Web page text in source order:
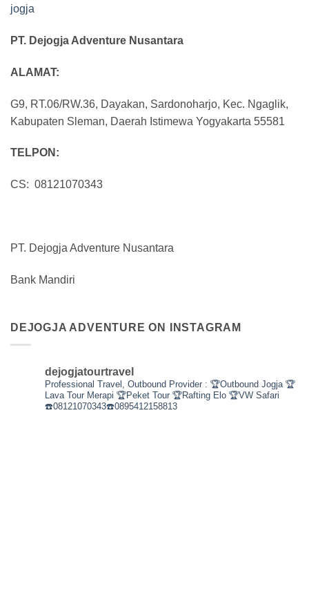
PT. Dejogja Adventure Nusantara
ALAMAT:
G9, RT.06/RW.36, Dayakan, Sardonoharjo, Kec. Ngaglik,
Kabupaten Sleman, Daerah Istimewa Yogyakarta 55581
TELPON:
CS: 08121070343
PT. Dejogja Adventure Nusantara
Bank Mandiri
DEJOGJA ADVENTURE ON INSTAGRAM
dejogjatourtravel
Professional Travel, Outbound Provider : 🏆Outbound Jogja 🏆
Lava Tour Merapi 🏆Peket Tour 🏆Rafting Elo 🏆VW Safari
☎️08121070343☎️0895412158813